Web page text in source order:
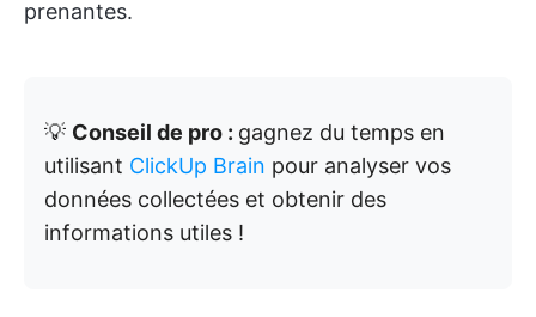
prenantes.
💡 Conseil de pro : gagnez du temps en
utilisant ClickUp Brain pour analyser vos
données collectées et obtenir des
informations utiles !